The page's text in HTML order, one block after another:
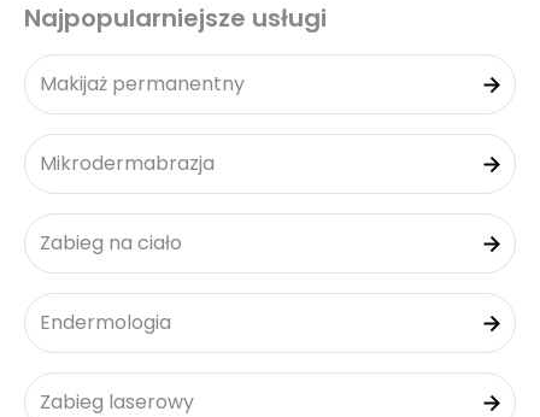
Najpopularniejsze usługi
Makijaż permanentny
Mikrodermabrazja
Zabieg na ciało
Endermologia
Zabieg laserowy